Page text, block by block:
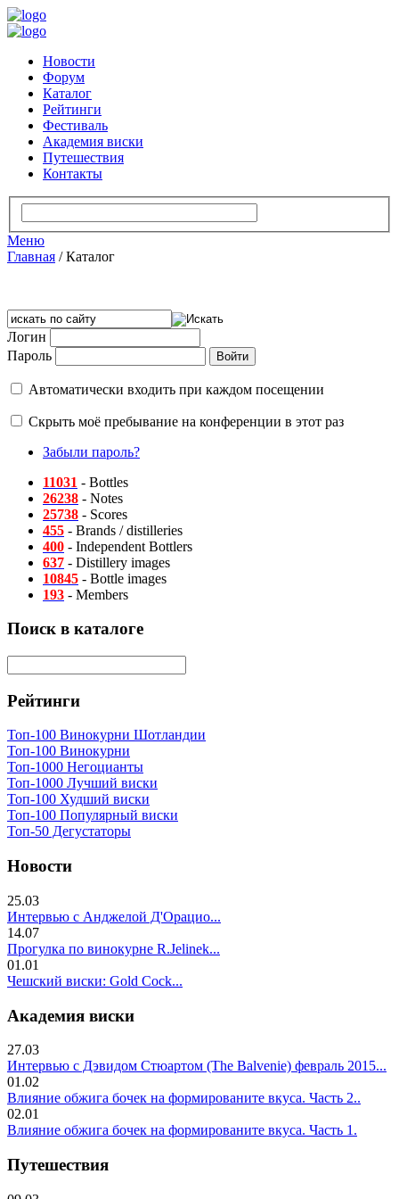
Новости
Форум
Каталог
Рейтинги
Фестиваль
Академия виски
Путешествия
Контакты
Меню
Главная /Каталог
Логин
Пароль
Автоматически входить при каждом посещении
Скрыть моё пребывание на конференции в этот раз
Забыли пароль?
11031 - Bottles
26238 - Notes
25738 - Scores
455 - Brands / distilleries
400 - Independent Bottlers
637 - Distillery images
10845 - Bottle images
193 - Members
Поиск в каталоге
Рейтинги
Топ-100 Винокурни Шотландии
Топ-100 Винокурни
Топ-1000 Негоцианты
Топ-1000 Лучший виски
Топ-100 Худший виски
Топ-100 Популярный виски
Топ-50 Дегустаторы
Новости
25.03
Интервью с Анджелой Д'Орацио...
14.07
Прогулка по винокурне R.Jelinek...
01.01
Чешский виски: Gold Cock...
Академия виски
27.03
Интервью с Дэвидом Стюартом (The Balvenie) февраль 2015...
01.02
Влияние обжига бочек на формированите вкуса. Часть 2..
02.01
Влияние обжига бочек на формированите вкуса. Часть 1.
Путешествия